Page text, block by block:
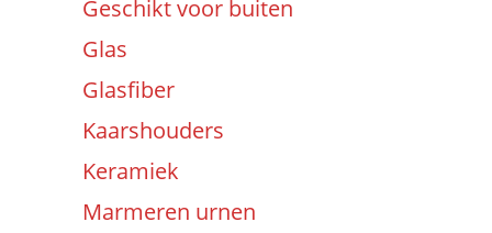
Geschikt voor buiten
Glas
Glasfiber
Kaarshouders
Keramiek
Marmeren urnen